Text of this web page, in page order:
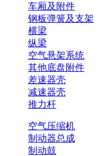
车厢及附件
钢板弹簧及支架
横梁
纵梁
空气悬架系统
其他底盘附件
差速器壳
减速器壳
推力杆
空气压缩机
制动器总成
制动鼓